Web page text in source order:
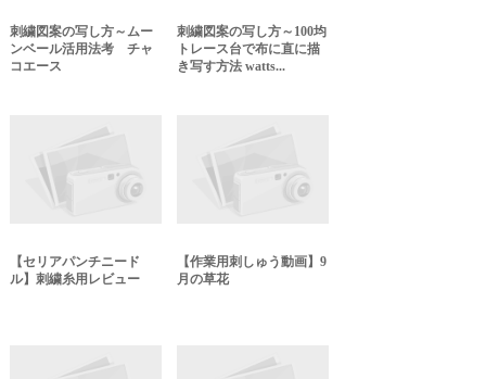
刺繍図案の写し方～ムー
ンベール活用法考 チャ
コエース
刺繍図案の写し方～100均
トレース台で布に直に描
き写す方法 watts...
【セリアパンチニード
ル】刺繍糸用レビュー
【作業用刺しゅう動画】9
月の草花